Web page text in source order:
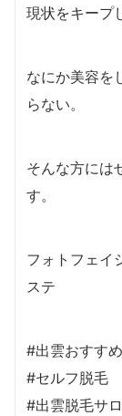
現状をキープ
なにか美容を
らない。
そんな方には
す。
フォトフェ
ステ
#出雲おすす
#セルフ脱毛
#出雲脱毛サ